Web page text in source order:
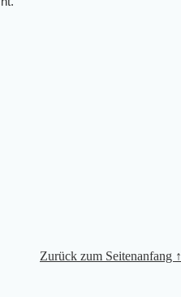
Zurück zum Seitenanfang ↑